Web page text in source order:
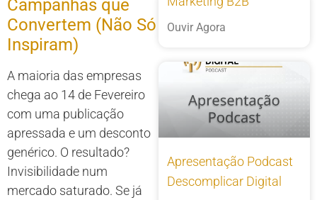
Campanhas que
Convertem (Não Só
Inspiram)
A maioria das empresas
chega ao 14 de Fevereiro
com uma publicação
apressada e um desconto
genérico. O resultado?
Invisibilidade num
mercado saturado. Se já
Ouvir Agora
Apresentação Podcast
Descomplicar Digital